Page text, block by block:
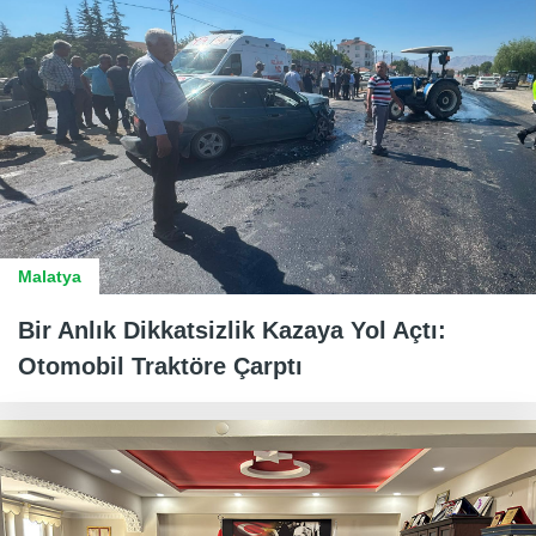
Malatya
Bir Anlık Dikkatsizlik Kazaya Yol Açtı:
Otomobil Traktöre Çarptı